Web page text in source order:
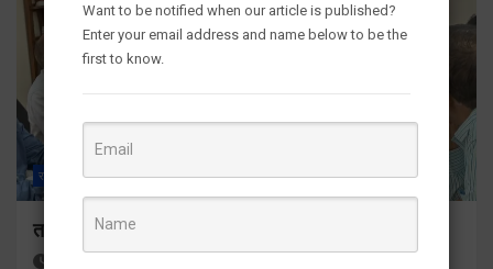
राज्य ALL देहरादून
तकनीकी शिक्षा विभाग प्रदेशभर में आयोजित करेगा रोजगार मेले
Want to be notified when our article is published?
Enter your email address and name below to be the
first to know.